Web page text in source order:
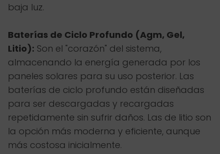
baja luz.
Baterías de Ciclo Profundo (Agm, Gel,
Litio): Son el "corazón" del sistema,
almacenando la energía generada por los
paneles solares para su uso posterior. Las
baterías de ciclo profundo están diseñadas
para ser descargadas y recargadas
repetidamente sin sufrir daños. Las de litio son
la opción más moderna y eficiente, aunque
más costosa inicialmente.